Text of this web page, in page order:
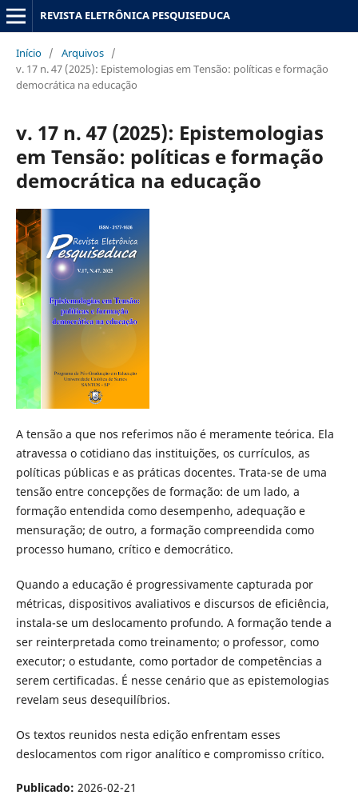
REVISTA ELETRÔNICA PESQUISEDUCA
Início / Arquivos /
v. 17 n. 47 (2025): Epistemologias em Tensão: políticas e formação
democrática na educação
v. 17 n. 47 (2025): Epistemologias
em Tensão: políticas e formação
democrática na educação
A tensão a que nos referimos não é meramente teórica. Ela
atravessa o cotidiano das instituições, os currículos, as
políticas públicas e as práticas docentes. Trata-se de uma
tensão entre concepções de formação: de um lado, a
formação entendida como desempenho, adequação e
mensuração; de outro, a formação compreendida como
processo humano, crítico e democrático.
Quando a educação é progressivamente capturada por
métricas, dispositivos avaliativos e discursos de eficiência,
instala-se um deslocamento profundo. A formação tende a
ser reinterpretada como treinamento; o professor, como
executor; o estudante, como portador de competências a
serem certificadas. É nesse cenário que as epistemologias
revelam seus desequilíbrios.
Os textos reunidos nesta edição enfrentam esses
deslocamentos com rigor analítico e compromisso crítico.
Publicado: 2026-02-21